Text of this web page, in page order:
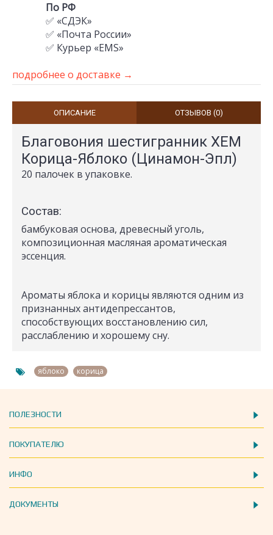
По РФ
✅ «СДЭК»
✅ «Почта России»
✅ Курьер «EMS»
подробнее о доставке →
ОПИСАНИЕ ОТЗЫВОВ (0)
Благовония шестигранник ХЕМ
Корица-Яблоко (Цинамон-Эпл)
20 палочек в упаковке.
Состав:
бамбуковая основа, древесный уголь,
композиционная масляная ароматическая
эссенция.
Ароматы яблока и корицы являются одним из
признанных антидепрессантов,
способствующих восстановлению сил,
расслаблению и хорошему сну.
яблоко корица
ПОЛЕЗНОСТИ
ПОКУПАТЕЛЮ
ИНФО
ДОКУМЕНТЫ